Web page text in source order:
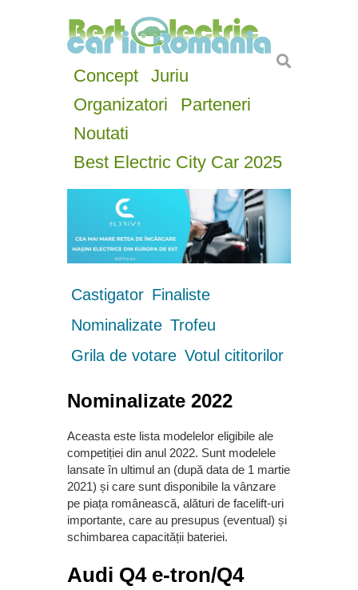
Concept
Juriu
Organizatori
Parteneri
Noutati
Best Electric City Car 2025
Castigator Finaliste
Nominalizate Trofeu
Grila de votare Votul cititorilor
Nominalizate 2022
Aceasta este lista modelelor eligibile ale
competiției din anul 2022. Sunt modelele
lansate în ultimul an (după data de 1 martie
2021) și care sunt disponibile la vânzare
pe piața românească, alături de facelift-uri
importante, care au presupus (eventual) și
schimbarea capacității bateriei.
Audi Q4 e-tron/Q4